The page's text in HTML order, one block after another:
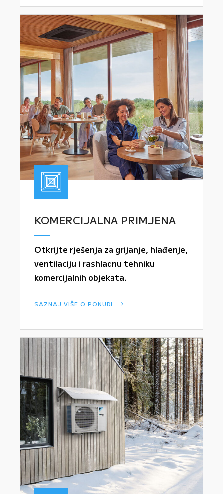
KOMERCIJALNA PRIMJENA
Otkrijte rješenja za grijanje, hlađenje,
ventilaciju i rashladnu tehniku
komercijalnih objekata.
SAZNAJ VIŠE O PONUDI